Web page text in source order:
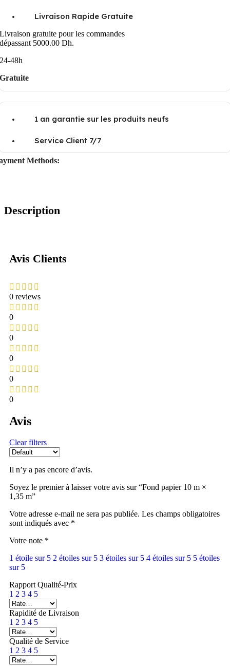
Livraison Rapide Gratuite
Livraison gratuite pour les commandes
dépassant 5000.00 Dh.
24-48h
Gratuite
1 an garantie sur les produits neufs
Service Client 7/7
Methods:
Description
Avis Clients
0 reviews
0
0
0
0
0
Avis
Clear filters
Il n’y a pas encore d’avis.
Soyez le premier à laisser votre avis sur “Fond papier 10 m ×
1,35 m”
Votre adresse e-mail ne sera pas publiée. Les champs obligatoires
sont indiqués avec *
Votre note *
1 étoile sur 5 2 étoiles sur 5 3 étoiles sur 5 4 étoiles sur 5 5 étoiles
sur 5
Rapport Qualité-Prix
1 2 3 4 5
Rapidité de Livraison
1 2 3 4 5
Qualité de Service
1 2 3 4 5